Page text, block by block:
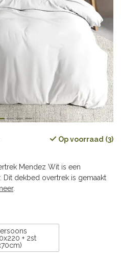
Op voorraad (3)
Mendez Wit is een
Dit dekbed overtrek is gemaakt
.
+ 2st